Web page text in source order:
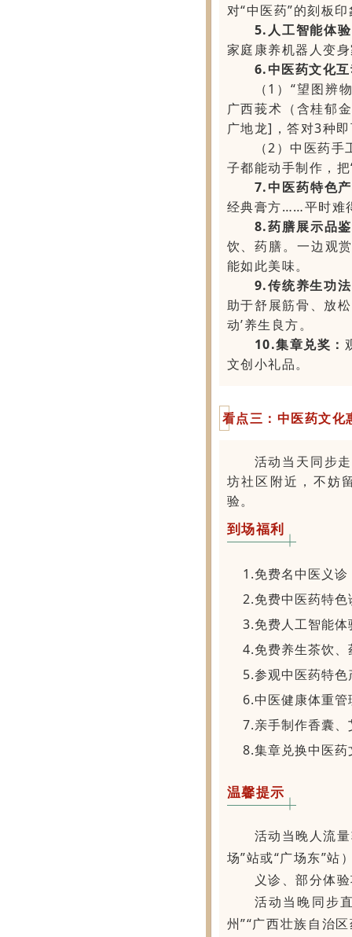
对“中医药”的刻板
5.人工智能体
家庭康养机器人变
6.中医药文化
（1）“望图辨
广西莪术（含桂郁
广地龙]，答对3种
（2）中医药
子都能动手制作，
7.中医药特色
经典膏方……平时难
8.药膳展示品
饮、药膳。一边观
能如此美味。
9.传统养生功
助于舒展筋骨、放
动’养生良方。
10.集章兑奖：
文创小礼品。
看点三：中医药文化
活动当天同步
坊社区附近，不妨
验。
到场福利
1.免费名中医义诊
2.免费中医药特
3.免费人工智能体
4.免费养生茶饮、
5.参观中医药特
6.中医健康体重管
7.亲手制作香囊
8.集章兑换中医
温馨提示
活动当晚人流
场”站或“广场东”站
义诊、部分体
活动当晚同步
州”“广西壮族自治